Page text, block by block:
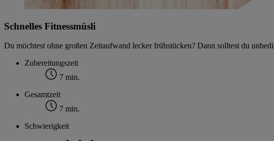
Schnelles Fitnessmüsli
Du möchtest ohne großen Zeitaufwand lecker frühstücken? Dann solltest du
Zubereitungszeit
7 min.
Gesamtzeit
7 min.
Schwierigkeit